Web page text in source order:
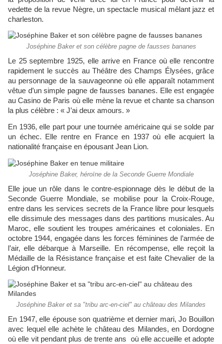
vedette de la revue Nègre, un spectacle musical mêlant jazz et
charleston.
Joséphine Baker et son célèbre pagne de fausses bananes
Le 25 septembre 1925, elle arrive en France où elle rencontre
rapidement le succès au Théâtre des Champs Élysées, grâce
au personnage de la sauvageonne où elle apparaît notamment
vêtue d’un simple pagne de fausses bananes. Elle est engagée
au Casino de Paris où elle mène la revue et chante sa chanson
la plus célèbre : « J’ai deux amours. »
En 1936, elle part pour une tournée américaine qui se solde par
un échec. Elle rentre en France en 1937 où elle acquiert la
nationalité française en épousant Jean Lion.
Joséphine Baker, héroïne de la Seconde Guerre Mondiale
Elle joue un rôle dans le contre-espionnage dès le début de la
Seconde Guerre Mondiale, se mobilise pour la Croix-Rouge,
entre dans les services secrets de la France libre pour lesquels
elle dissimule des messages dans des partitions musicales. Au
Maroc, elle soutient les troupes américaines et coloniales. En
octobre 1944, engagée dans les forces féminines de l’armée de
l’air, elle débarque à Marseille. En récompense, elle reçoit la
Médaille de la Résistance française et est faite Chevalier de la
Légion d’Honneur.
Joséphine Baker et sa "tribu arc-en-ciel" au château des Milandes
En 1947, elle épouse son quatrième et dernier mari, Jo Bouillon
avec lequel elle achète le château des Milandes, en Dordogne
où elle vit pendant plus de trente ans où elle accueille et adopte